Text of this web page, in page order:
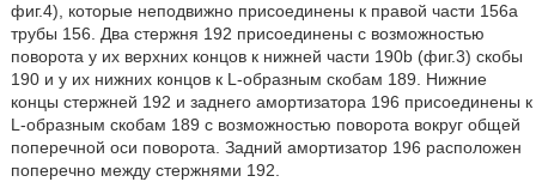
фиг.4), которые неподвижно присоединены к правой части 156a
трубы 156. Два стержня 192 присоединены с возможностью
поворота у их верхних концов к нижней части 190b (фиг.3) скобы
190 и у их нижних концов к L-образным скобам 189. Нижние
концы стержней 192 и заднего амортизатора 196 присоединены к
L-образным скобам 189 с возможностью поворота вокруг общей
поперечной оси поворота. Задний амортизатор 196 расположен
поперечно между стержнями 192.